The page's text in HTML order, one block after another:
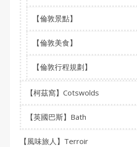
【倫敦景點】
【倫敦美食】
【倫敦行程規劃】
【柯茲窩】Cotswolds
【英國巴斯】Bath
【風味旅人】Terroir